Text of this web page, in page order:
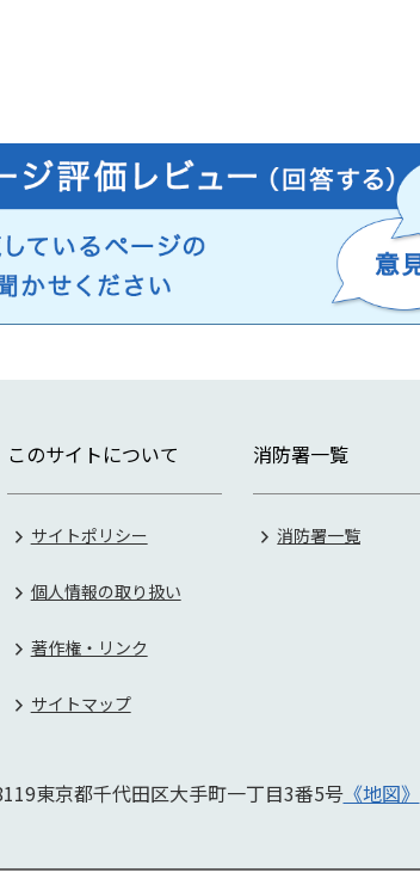
このサイトについて
サイトポリシー
個人情報の取り扱い
著作権・リンク
サイトマップ
消防署一覧
消防署一覧
東京都千代田区大手町一丁目3番5号《地図》